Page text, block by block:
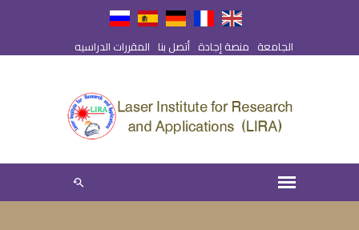
الجامعة منصة إجادة أتصل بنا المقررات الدراسيه